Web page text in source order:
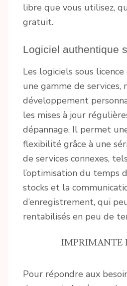
libre que vous utilisez,
gratuit.
Logiciel authentique
Les logiciels sous
une gamme de services,
développement
les mises à jour
dépannage. Il permet
flexibilité grâce à une
de services connexes,
l’optimisation du temps
stocks et la
d’enregistrement, qui
rentabilisés en peu de
IMPRIMANTE
Pour répondre aux